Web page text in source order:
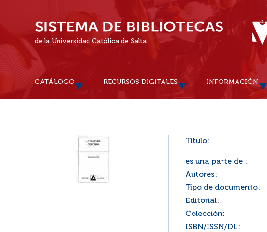
de la Universidad Católica de Salta
CATÁLOGO RECURSOS DIGITALES INFORMACIÓN
Título:
es una parte de :
Autores:
Tipo de documento:
Editorial:
Colección:
ISBN/ISSN/DL: